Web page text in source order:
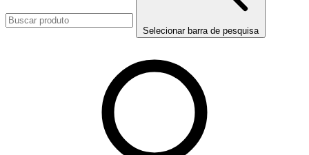
Selecionar barra de pesquisa